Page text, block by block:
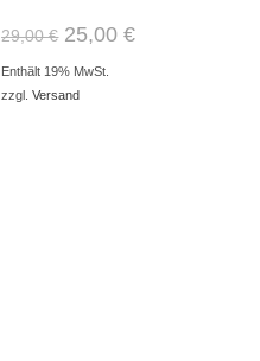
29,00€ 25,00€
Enthält 19% MwSt.
zzgl.Versand